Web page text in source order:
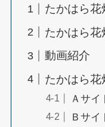
たかはら花
たかはら
動画紹介
たかはら花
Ａサイ
Ｂサイ